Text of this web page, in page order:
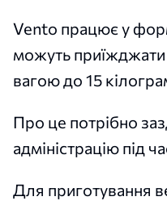
Vento працює у
можуть
вагою до 15
Про це потрібно
адміністрацію під
Для приготування